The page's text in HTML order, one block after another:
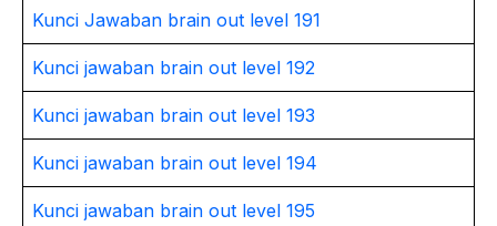
Kunci Jawaban brain out level 191
Kunci jawaban brain out level 192
Kunci jawaban brain out level 193
Kunci jawaban brain out level 194
Kunci jawaban brain out level 195